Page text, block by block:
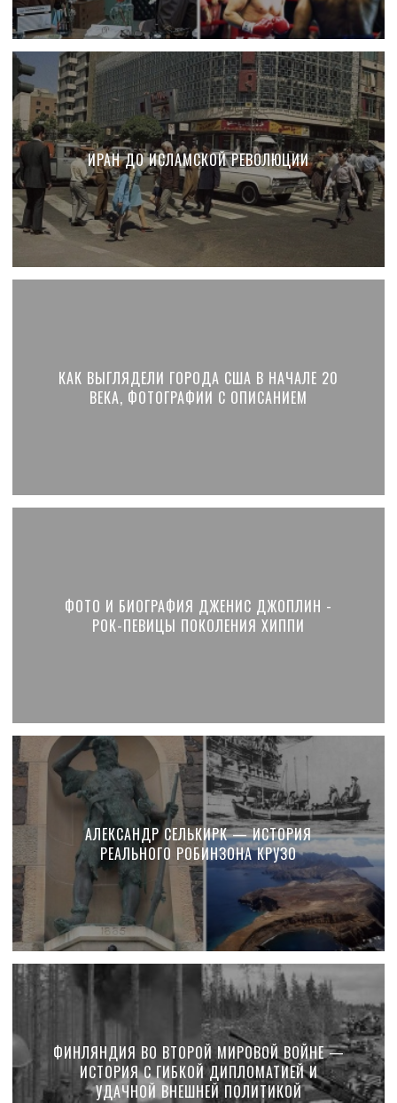
ИРАН ДО ИСЛАМСКОЙ РЕВОЛЮЦИИ
КАК ВЫГЛЯДЕЛИ ГОРОДА США В НАЧАЛЕ 20
ВЕКА, ФОТОГРАФИИ С ОПИСАНИЕМ
ФОТО И БИОГРАФИЯ ДЖЕНИС ДЖОПЛИН -
РОК-ПЕВИЦЫ ПОКОЛЕНИЯ ХИППИ
АЛЕКСАНДР СЕЛЬКИРК — ИСТОРИЯ
РЕАЛЬНОГО РОБИНЗОНА КРУЗО
ФИНЛЯНДИЯ ВО ВТОРОЙ МИРОВОЙ ВОЙНЕ —
ИСТОРИЯ С ГИБКОЙ ДИПЛОМАТИЕЙ И
УДАЧНОЙ ВНЕШНЕЙ ПОЛИТИКОЙ